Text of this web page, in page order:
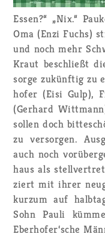
Essen?“ „Nix.“
Oma (Enzi Fuchs)
und noch mehr
Kraut be­schließt
sor­ge zu­künf­tig zu
ho­fer (Eisi Gulp),
(Ger­hard
sol­len doch
zu ver­sor­gen.
auch noch
haus als
ziert mit ihrer
kurz­um auf
Sohn Pauli
Eber­ho­fer‘sche